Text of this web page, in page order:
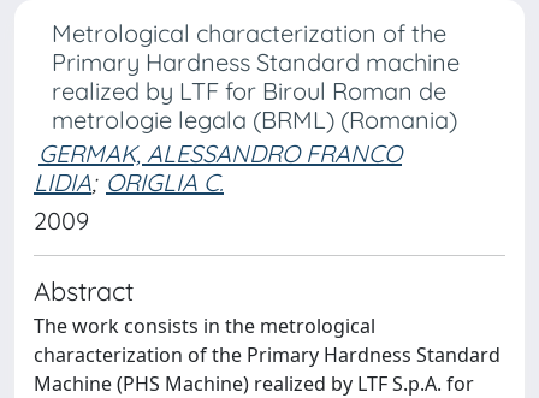
Metrological characterization of the
Primary Hardness Standard machine
realized by LTF for Biroul Roman de
metrologie legala (BRML) (Romania)
GERMAK, ALESSANDRO FRANCO
LIDIA; ORIGLIA C.
2009
Abstract
The work consists in the metrological
characterization of the Primary Hardness Standard
Machine (PHS Machine) realized by LTF S.p.A. for